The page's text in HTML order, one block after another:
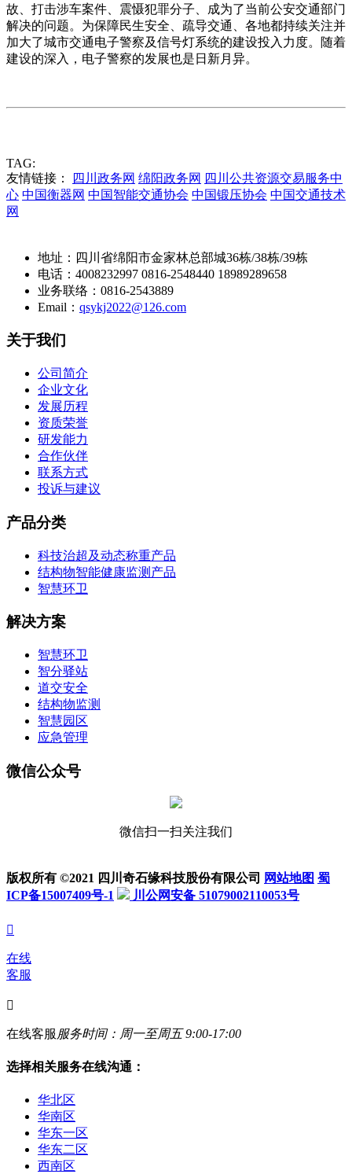
故、打击涉车案件、震慑犯罪分子、成为了当前公安交通部门
解决的问题。为保障民生安全、疏导交通、各地都持续关注并
加大了城市交通电子警察及信号灯系统的建设投入力度。随着
建设的深入，电子警察的发展也是日新月异。
TAG:
友情链接：
四川政务网 绵阳政务网 四川公共资源交易服务中
心 中国衡器网 中国智能交通协会 中国锻压协会 中国交通技术
网
地址：四川省绵阳市金家林总部城36栋/38栋/39栋
电话：4008232997 0816-2548440 18989289658
业务联络：0816-2543889
Email： qsykj2022@126.com
关于我们
公司简介
企业文化
发展历程
资质荣誉
研发能力
合作伙伴
联系方式
投诉与建议
产品分类
科技治超及动态称重产品
结构物智能健康监测产品
智慧环卫
解决方案
智慧环卫
智分驿站
道交安全
结构物监测
智慧园区
应急管理
微信公众号
微信扫一扫关注我们
版权所有 ©2021 四川奇石缘科技股份有限公司 网站地图 蜀
ICP备15007409号-1
川公网安备 51079002110053号

在线
客服

在线客服 服务时间：周一至周五 9:00-17:00
选择相关服务在线沟通：
华北区
华南区
华东一区
华东二区
西南区